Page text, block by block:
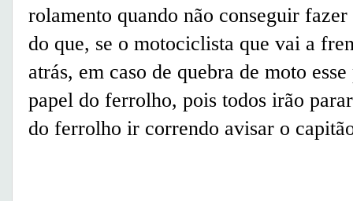
rolamento quando não conseguir
do que, se o motociclista que vai a
atrás, em caso de quebra de moto
papel do ferrolho, pois todos irão
do ferrolho ir correndo avisar o